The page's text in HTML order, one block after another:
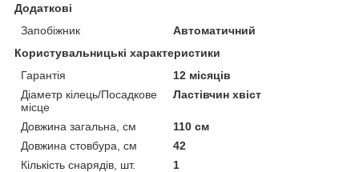
Додаткові
Запобіжник
Автоматичний
Користувальницькі характеристики
Гарантія
12 місяців
Діаметр кілець/Посадкове
місце
Ластівчин хвіст
Довжина загальна, см
110 см
Довжина стовбура, см
42
Кількість снарядів, шт.
1